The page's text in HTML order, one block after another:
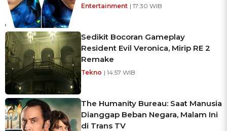
Entertainment | 17:30 WIB
Sedikit Bocoran Gameplay
Resident Evil Veronica, Mirip RE 2
Remake
Tekno | 14:57 WIB
The Humanity Bureau: Saat Manusia
Dianggap Beban Negara, Malam Ini
di Trans TV